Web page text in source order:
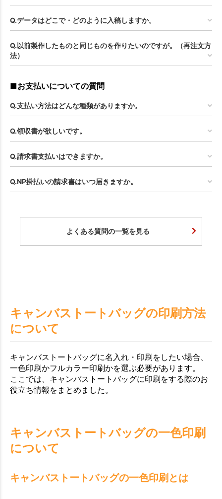
Q.データはどこで・どのように入稿しますか。
Q.以前製作したものと同じものを作りたいのですが。（再注文方
法）
■お支払いについての質問
Q.支払い方法はどんな種類がありますか。
Q.領収書が欲しいです。
Q.請求書支払いはできますか。
Q.NP掛払いの請求書はいつ届きますか。
よくある質問の一覧を見る
キャンバストートバッグの印刷方法
について
キャンバストートバッグに名入れ・印刷をしたい場合、
一色印刷かフルカラー印刷かを選ぶ必要があります。
ここでは、キャンバストートバッグに印刷をする際のお
役立ち情報をまとめました。
キャンバストートバッグの一色印刷
について
キャンバストートバッグの一色印刷とは